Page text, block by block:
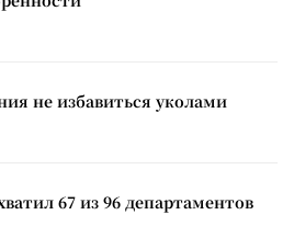
не избавиться уколами
67 из 96 департаментов